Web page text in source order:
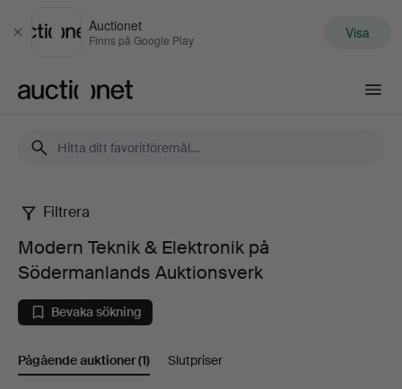
Stäng
Auctionet
Finns på Google Play Visa
Modern
Teknik
&
Elektronik
Filtrera
Modern Teknik & Elektronik på
Södermanlands Auktionsverk
Bevaka sökning
Pågående auktioner(1) Slutpriser